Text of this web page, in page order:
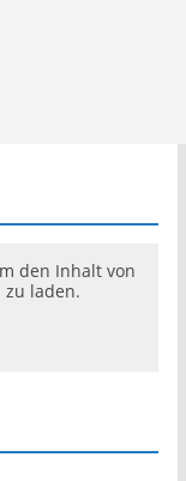
den Inhalt von
zu laden.